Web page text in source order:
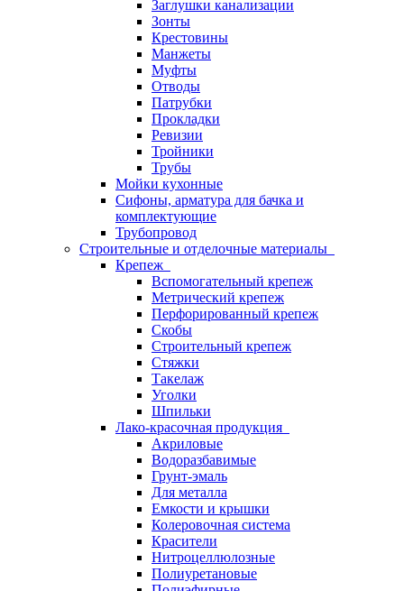
Заглушки канализации
Зонты
Крестовины
Манжеты
Муфты
Отводы
Патрубки
Прокладки
Ревизии
Тройники
Трубы
Мойки кухонные
Сифоны, арматура для бачка и
комплектующие
Трубопровод
Строительные и отделочные материалы
Крепеж
Вспомогательный крепеж
Метрический крепеж
Перфорированный крепеж
Скобы
Строительный крепеж
Стяжки
Такелаж
Уголки
Шпильки
Лако-красочная продукция
Акриловые
Водоразбавимые
Грунт-эмаль
Для металла
Емкости и крышки
Колеровочная система
Красители
Нитроцеллюлозные
Полиуретановые